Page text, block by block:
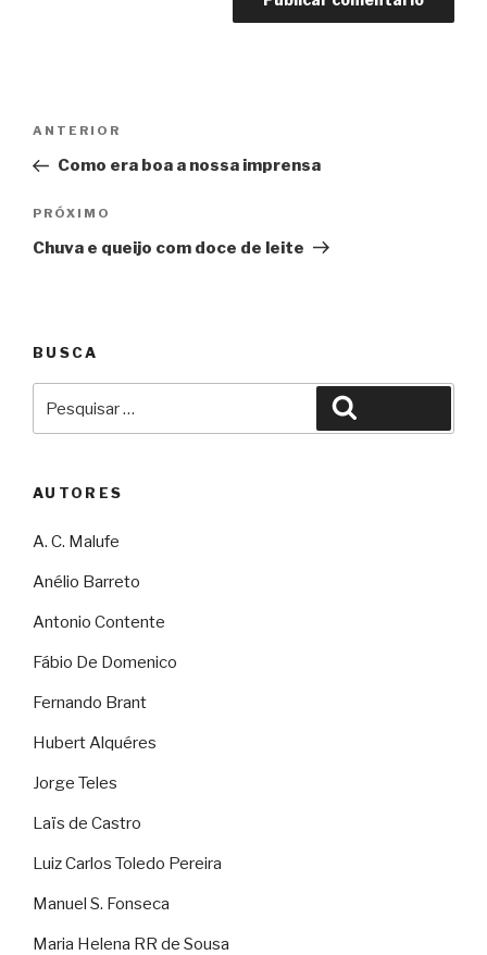
Post
Anterior
ANTERIOR
Como era boa a nossa imprensa
Próximo
PRÓXIMO
Chuva e queijo com doce de leite
BUSCA
por:
AUTORES
A. C. Malufe
Anélio Barreto
Antonio Contente
Fábio De Domenico
Fernando Brant
Hubert Alquéres
Jorge Teles
Laïs de Castro
Luiz Carlos Toledo Pereira
Manuel S. Fonseca
Maria Helena RR de Sousa